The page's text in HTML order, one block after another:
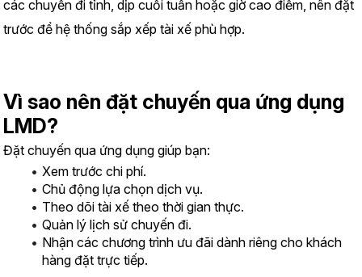
các chuyến đi tỉnh, dịp cuối tuần hoặc giờ cao điểm, nên đặt
trước để hệ thống sắp xếp tài xế phù hợp.
Vì sao nên đặt chuyến qua ứng dụng
LMD?
Đặt chuyến qua ứng dụng giúp bạn:
Xem trước chi phí.
Chủ động lựa chọn dịch vụ.
Theo dõi tài xế theo thời gian thực.
Quản lý lịch sử chuyến đi.
Nhận các chương trình ưu đãi dành riêng cho khách
hàng đặt trực tiếp.